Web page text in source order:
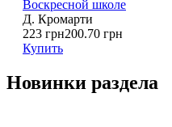
Воскресной школе
Д. Кромарти
223 грн200.70 грн
Купить
Новинки раздела